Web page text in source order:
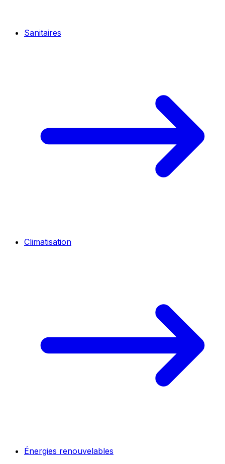
Sanitaires
Climatisation
Énergies renouvelables